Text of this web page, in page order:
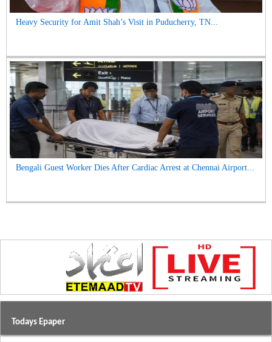
Heavy Security for Amit Shah’s Visit in Puducherry, TN...
Bengali Guest Worker Dies After Cardiac Arrest at Chennai Airport...
Todays Epaper